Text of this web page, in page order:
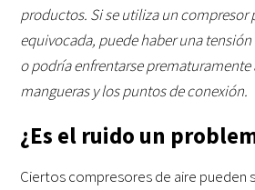
productos. Si se utiliza un compresor
equivocada, puede haber una
o podría enfrentarse
mangueras y los puntos de conexión.
¿Es el ruido un
Ciertos compresores de aire pueden